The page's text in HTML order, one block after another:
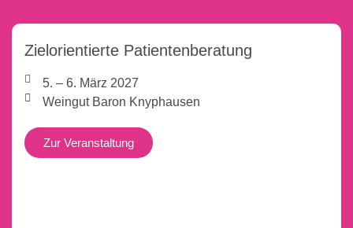
Zielorientierte Patientenberatung
5. – 6. März 2027
Weingut Baron Knyphausen
Zur Veranstaltung